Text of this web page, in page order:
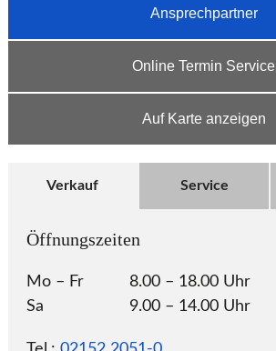
Ansprechpartner
Online Termin Service
Auf Karte anzeigen
Öffnungszeiten
Mo – Fr
Sa
8.00 – 18.00 Uhr
9.00 – 14.00 Uhr
Verkauf Service